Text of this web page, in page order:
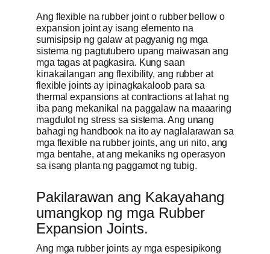
Ang flexible na rubber joint o rubber bellow o
expansion joint ay isang elemento na
sumisipsip ng galaw at pagyanig ng mga
sistema ng pagtutubero upang maiwasan ang
mga tagas at pagkasira. Kung saan
kinakailangan ang flexibility, ang rubber at
flexible joints ay ipinagkakaloob para sa
thermal expansions at contractions at lahat ng
iba pang mekanikal na paggalaw na maaaring
magdulot ng stress sa sistema. Ang unang
bahagi ng handbook na ito ay naglalarawan sa
mga flexible na rubber joints, ang uri nito, ang
mga bentahe, at ang mekaniks ng operasyon
sa isang planta ng paggamot ng tubig.
Pakilarawan ang Kakayahang
umangkop ng mga Rubber
Expansion Joints.
Ang mga rubber joints ay mga espesipikong